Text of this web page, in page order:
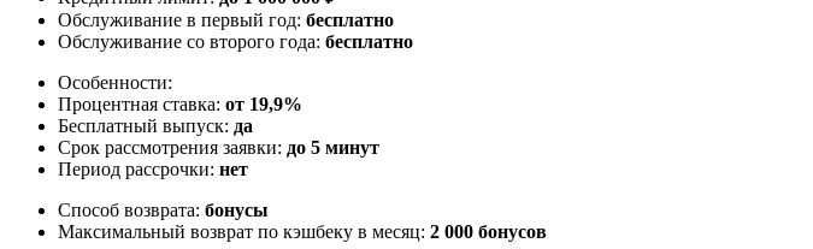
Обслуживание в первый год: бесплатно
Обслуживание со второго года: бесплатно
Особенности:
Процентная ставка: от 19,9%
Бесплатный выпуск: да
Срок рассмотрения заявки: до 5 минут
Период рассрочки: нет
Способ возврата: бонусы
Максимальный возврат по кэшбеку в месяц: 2 000 бонусов